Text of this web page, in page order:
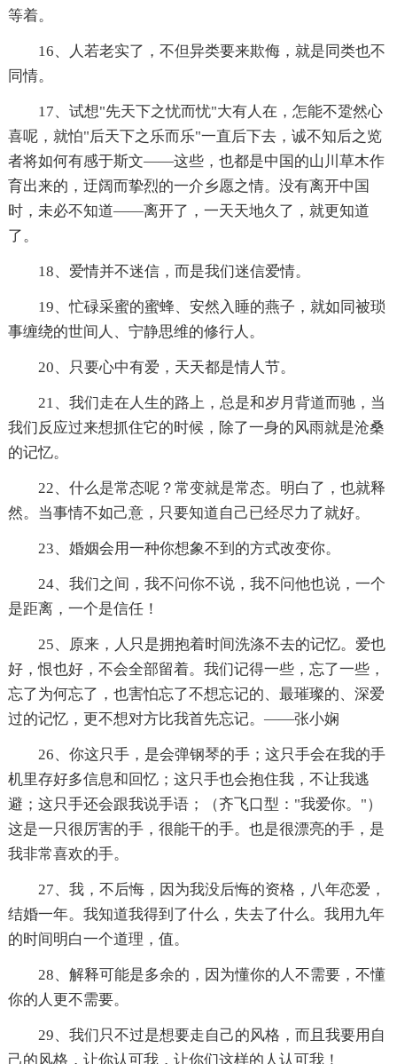
等着。
16、人若老实了，不但异类要来欺侮，就是同类也不
同情。
17、试想"先天下之忧而忧"大有人在，怎能不跫然心
喜呢，就怕"后天下之乐而乐"一直后下去，诚不知后之览
者将如何有感于斯文——这些，也都是中国的山川草木作
育出来的，迂阔而挚烈的一介乡愿之情。没有离开中国
时，未必不知道——离开了，一天天地久了，就更知道
了。
18、爱情并不迷信，而是我们迷信爱情。
19、忙碌采蜜的蜜蜂、安然入睡的燕子，就如同被琐
事缠绕的世间人、宁静思维的修行人。
20、只要心中有爱，天天都是情人节。
21、我们走在人生的路上，总是和岁月背道而驰，当
我们反应过来想抓住它的时候，除了一身的风雨就是沧桑
的记忆。
22、什么是常态呢？常变就是常态。明白了，也就释
然。当事情不如己意，只要知道自己已经尽力了就好。
23、婚姻会用一种你想象不到的方式改变你。
24、我们之间，我不问你不说，我不问他也说，一个
是距离，一个是信任！
25、原来，人只是拥抱着时间洗涤不去的记忆。爱也
好，恨也好，不会全部留着。我们记得一些，忘了一些，
忘了为何忘了，也害怕忘了不想忘记的、最璀璨的、深爱
过的记忆，更不想对方比我首先忘记。——张小娴
26、你这只手，是会弹钢琴的手；这只手会在我的手
机里存好多信息和回忆；这只手也会抱住我，不让我逃
避；这只手还会跟我说手语；（齐飞口型："我爱你。"）
这是一只很厉害的手，很能干的手。也是很漂亮的手，是
我非常喜欢的手。
27、我，不后悔，因为我没后悔的资格，八年恋爱，
结婚一年。我知道我得到了什么，失去了什么。我用九年
的时间明白一个道理，值。
28、解释可能是多余的，因为懂你的人不需要，不懂
你的人更不需要。
29、我们只不过是想要走自己的风格，而且我要用自
己的风格，让你认可我，让你们这样的人认可我！